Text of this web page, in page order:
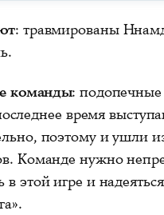
: травмированы
команды: подопечные
время
поэтому и ушли
Команде нужно
в этой игре и